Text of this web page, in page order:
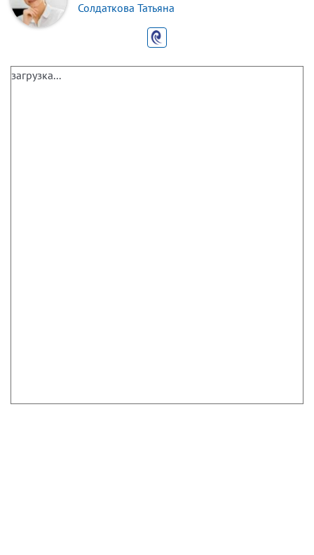
Солдаткова Татьяна
загрузка...